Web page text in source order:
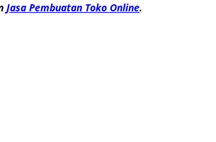
Jasa Pembuatan Toko Online.